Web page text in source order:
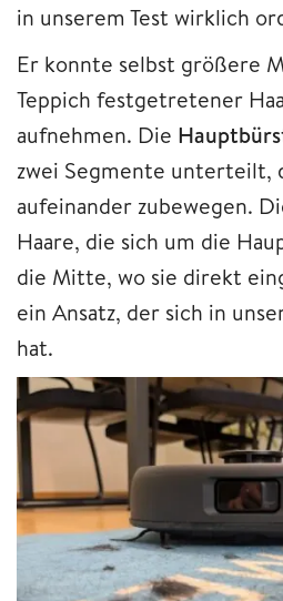
in unserem Test wirklich
Er konnte selbst größere
Teppich festgetretener
aufnehmen. Die
zwei Segmente unterteilt,
aufeinander zubewegen.
Haare, die sich um die
die Mitte, wo sie direkt
ein Ansatz, der sich in
hat.